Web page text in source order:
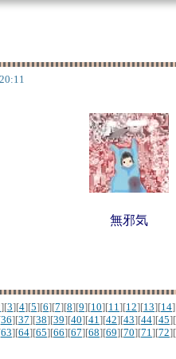
無邪気
][3][4][5][6][7][8][9][10][11][12][13][14
36][37][38][39][40][41][42][43][44][45][
63][64][65][66][67][68][69][70][71][72][